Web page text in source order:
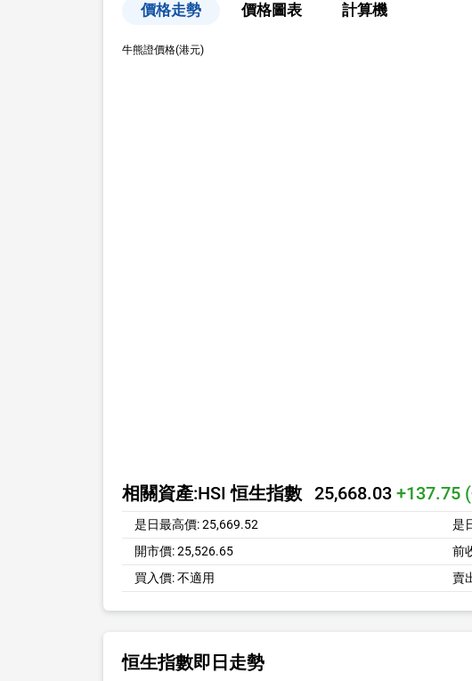
價格走勢 價格圖表 計算機
牛熊證價格(港元)
相關資產:HSI 恒生指數 25,668.03 +137.75
是日最高價:25,669.52 是
開市價:25,526.65 前
買入價:不適用 賣
恒生指數即日走勢